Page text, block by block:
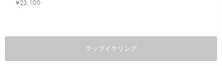
¥23,100
ラップイヤリング